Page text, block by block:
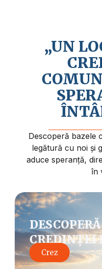
„UN
Descoperă bazele
legătură cu noi și
aduce speranță,
în
CREDINȚEI
Crez